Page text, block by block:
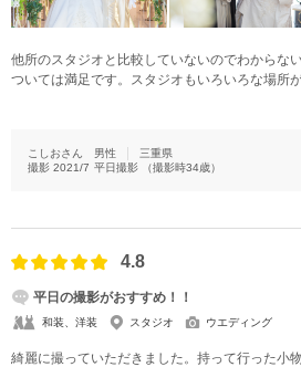
他所のスタジオと比較していないのでわからな
ついては満足です。スタジオもいろいろな場所
されるような写真でうれしく思います。強いて
通常と見比べてみましたが、私たちの場合は差
た。
こしおさん 男性
三重県
撮影 2021/7 平日撮影 （撮影時34歳）
4.8
平日の撮影がおすすめ！！
和装、洋装 スタジオ ウエディング
綺麗に撮っていただきました。持って行った小